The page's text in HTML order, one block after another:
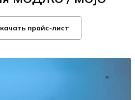
прайс-лист